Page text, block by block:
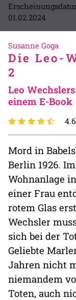
01.02.2024
Susanne Goga
Die Leo-
2
Leo
einem E-Book
Mord in
Berlin 1926.
Wohnanlage
einer Frau
rotem Glas
Wechsler
sich bei der
Geliebte
Jahren nicht
niemandem
Toten, auch